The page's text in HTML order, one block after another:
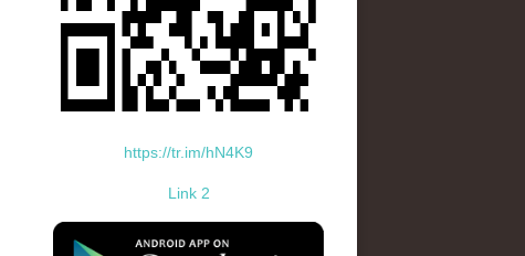
https://tr.im/hN4K9
Link 2
standard-icon-googleplay-app-store.png